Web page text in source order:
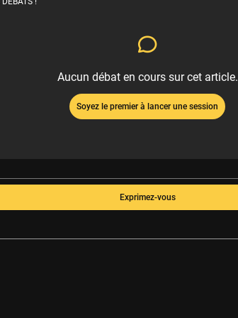
Aucun débat en cours sur cet article.
Soyez le premier à lancer une session
Exprimez-vous